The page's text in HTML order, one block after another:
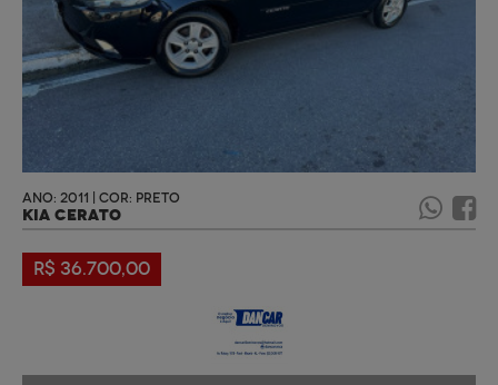
ANO: 2011 | COR: PRETO
KIA CERATO
R$ 36.700,00